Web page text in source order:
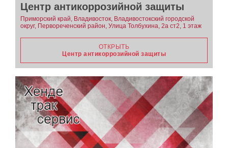
Центр антикоррозийной защиты
Приморский край, Владивосток, Владивостокский городской
округ, Первореченский район, Улица Толбухина, 2а ст2, 1 этаж
ОТКРЫТЬ
Центр антикоррозийной защиты